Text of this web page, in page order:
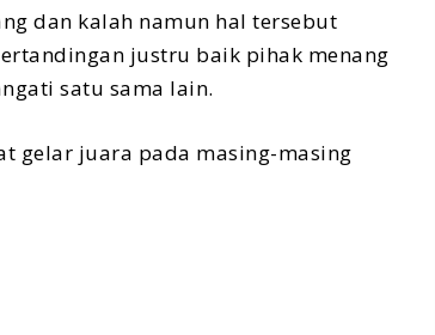
dan kalah namun hal tersebut
justru baik pihak menang
satu sama lain.
gelar juara pada masing-masing